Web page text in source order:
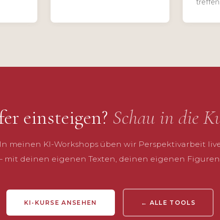
treffen
einsteigen? Schau in die
meinen KI-Workshops üben wir Perspektivarbeit
mit deinen eigenen Texten, deinen eigenen
KI-KURSE ANSEHEN ← ALLE TOOLS